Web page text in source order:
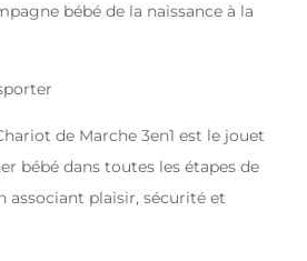
bébé de la naissance à la
de Marche 3en1 est le jouet
bébé dans toutes les étapes de
associant plaisir, sécurité et